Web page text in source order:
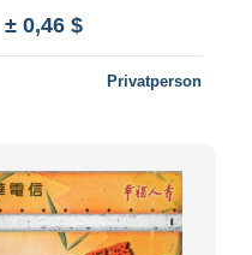
± 0,46 $
Privatperson